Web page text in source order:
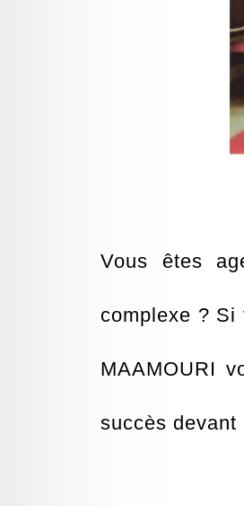
Vous êtes
complexe ?
MAAMOURI
succès